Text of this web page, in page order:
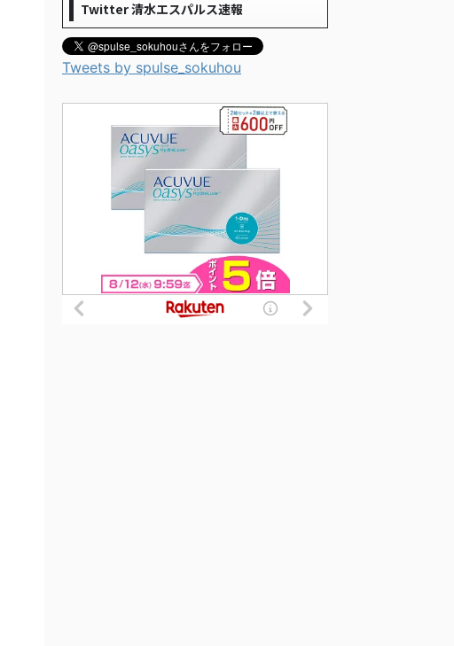
Twitter 清水エスパルス速報
Tweets by spulse_sokuhou